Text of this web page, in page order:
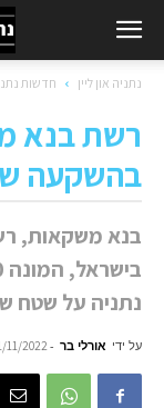
נתניה און ליין חדשות
רשת בנא
בהשקעה
בנא משקאות,
נתניה על שטח של 250
על ידי אורלי בר -
11/2022